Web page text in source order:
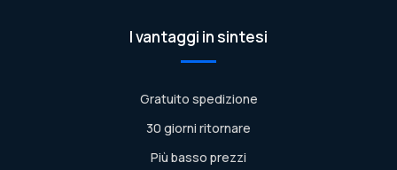
I vantaggi in sintesi
Gratuito spedizione
30 giorni ritornare
Più basso prezzi